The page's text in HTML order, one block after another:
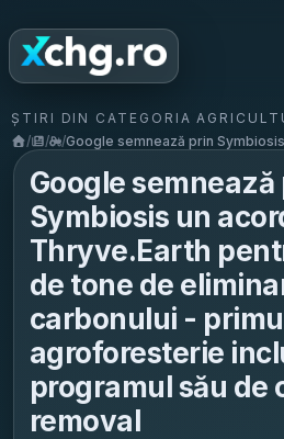
ȘTIRI DIN CATEGORIA
/
/ /Google semnează prin
Google semnează
Symbiosis un
Thryve.Earth
de tone de
carbonului -
agroforesterie
programul său de
removal